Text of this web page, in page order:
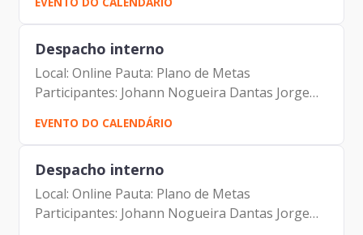
Despacho interno
Local: Online Pauta: Plano de Metas
Participantes: Johann Nogueira Dantas Jorge
EVENTO DO CALENDÁRIO
Despacho interno
Local: Online Pauta: Plano de Metas
Participantes: Johann Nogueira Dantas Jorge